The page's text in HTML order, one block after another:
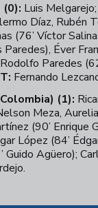
(0): Luis
Díaz, Rubén
(76’ Víctor
Éver
Paredes
Fernando
(1):
Meza,
(90’ Enrique
López (84’
Guido Agüero);